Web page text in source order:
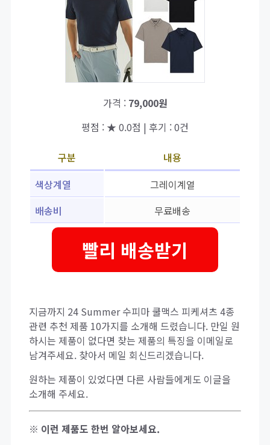
가격 : 79,000원
평점 : ★ 0.0점 | 후기 : 0건
구분
내용
색상계열
그레이계열
배송비
무료배송
빨리 배송받기
지금까지 24 Summer 수피마 쿨맥스 피케셔츠 4종
관련 추천 제품 10가지를 소개해 드렸습니다. 만일 원
하시는 제품이 없다면 찾는 제품의 특징을 이메일로
남겨주세요. 찾아서 메일 회신드리겠습니다.
원하는 제품이 있었다면 다른 사람들에게도 이글을
소개해 주세요.
※ 이런 제품도 한번 알아보세요.